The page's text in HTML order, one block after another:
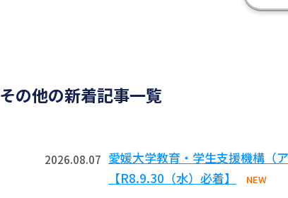
その他の新着記事一覧
2026.08.07 愛媛大学教育・学生支援機構（
【R8.9.30（水）必着】
NEW